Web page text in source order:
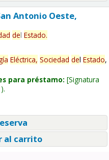
Antonio Oeste,
del Estado.
Eléctrica, Sociedad del Estado,
para préstamo: Signatura
al carrito